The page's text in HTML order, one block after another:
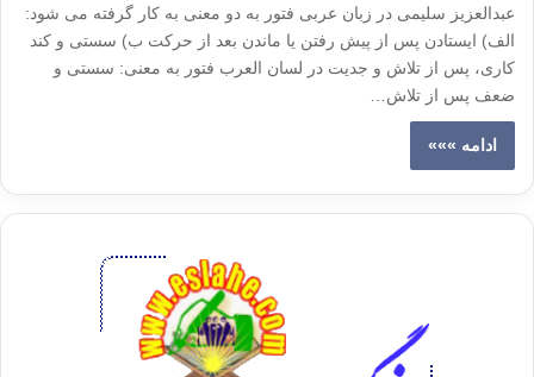
عبدالعزیز سلیمی در زبان عربی فتور به دو معنی به کار گرفته می شود:
الف) ایستادن پس از پیش رفتن یا ماندن بعد از حرکت ب) سستی و کند
کاری، پس از تلاش و جدیت در لسان العرب فتور به معنی: سستی و
ضعف پس از تلاش…
ادامه »»»